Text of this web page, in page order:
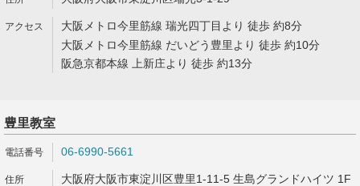
大阪メトロ今里筋線 瑞光四丁目より 徒歩 約8分
大阪メトロ今里筋線 だいどう豊里より 徒歩 約10分
阪急京都本線 上新庄より 徒歩 約13分
豊里教室
06-6990-5661
大阪府大阪市東淀川区豊里1-11-5 生島グランドハイツ 1F